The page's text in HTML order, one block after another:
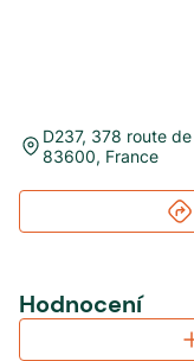
D237, 378 route
83600, France
Hodnocení